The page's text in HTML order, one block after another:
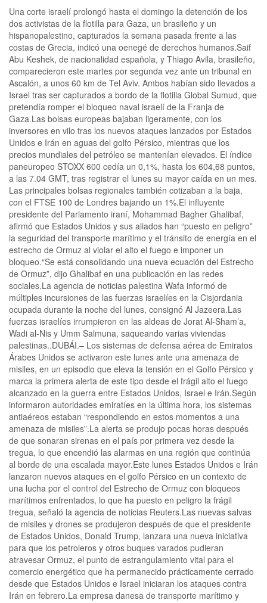
Una corte israelí prolongó hasta el domingo la detención de los
dos activistas de la flotilla para Gaza, un brasileño y un
hispanopalestino, capturados la semana pasada frente a las
costas de Grecia, indicó una oenegé de derechos humanos.Saif
Abu Keshek, de nacionalidad española, y Thiago Avila, brasileño,
comparecieron este martes por segunda vez ante un tribunal en
Ascalón, a unos 60 km de Tel Aviv. Ambos habían sido llevados a
Israel tras ser capturados a bordo de la flotilla Global Sumud, que
pretendía romper el bloqueo naval israelí de la Franja de
Gaza.Las bolsas europeas bajaban ligeramente, con los
inversores en vilo tras los nuevos ataques lanzados por Estados
Unidos e Irán en aguas del golfo Pérsico, mientras que los
precios mundiales del petróleo se mantenían elevados. El índice
paneuropeo STOXX 600 cedía un 0,1%, hasta los 604,68 puntos,
a las 7.04 GMT, tras registrar el lunes su mayor caída en un mes.
Las principales bolsas regionales también cotizaban a la baja,
con el FTSE 100 de Londres bajando un 1%.El influyente
presidente del Parlamento iraní, Mohammad Bagher Ghalibaf,
afirmó que Estados Unidos y sus aliados han “puesto en peligro”
la seguridad del transporte marítimo y el tránsito de energía en el
estrecho de Ormuz al violar el alto el fuego e imponer un
bloqueo.“Se está consolidando una nueva ecuación del Estrecho
de Ormuz”, dijo Ghalibaf en una publicación en las redes
sociales.La agencia de noticias palestina Wafa informó de
múltiples incursiones de las fuerzas israelíes en la Cisjordania
ocupada durante la noche del lunes, consignó Al Jazeera.Las
fuerzas israelíes irrumpieron en las aldeas de Jorat Al-Sham’a,
Wadi al-Nis y Umm Salmuna, saqueando varias viviendas
palestinas..DUBÁI.– Los sistemas de defensa aérea de Emiratos
Árabes Unidos se activaron este lunes ante una amenaza de
misiles, en un episodio que eleva la tensión en el Golfo Pérsico y
marca la primera alerta de este tipo desde el frágil alto el fuego
alcanzado en la guerra entre Estados Unidos, Israel e Irán.Según
informaron autoridades emiratíes en la última hora, los sistemas
antiaéreos estaban “respondiendo en estos momentos a una
amenaza de misiles”.La alerta se produjo pocas horas después
de que sonaran sirenas en el país por primera vez desde la
tregua, lo que encendió las alarmas en una región que continúa
al borde de una escalada mayor.Este lunes Estados Unidos e Irán
lanzaron nuevos ataques en el golfo Pérsico en un contexto de
una lucha por el control del Estrecho de Ormuz con bloqueos
marítimos enfrentados, lo que ha puesto en peligro la frágil
tregua, señaló la agencia de noticias Reuters.Las nuevas salvas
de misiles y drones se produjeron después de que el presidente
de Estados Unidos, Donald Trump, lanzara una nueva iniciativa
para que los petroleros y otros buques varados pudieran
atravesar Ormuz, el punto de estrangulamiento vital para el
comercio energético que ha permanecido prácticamente cerrado
desde que Estados Unidos e Israel iniciaran los ataques contra
Irán en febrero.La empresa danesa de transporte marítimo y